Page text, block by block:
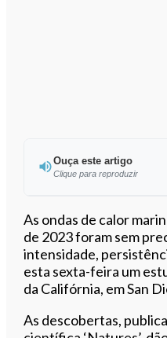
Ouça este artigo
Clique para reproduzir
Ouvir
As ondas de calor
de 2023 foram sem
intensidade,
esta sexta-feira um
da Califórnia, em San
As descobertas,